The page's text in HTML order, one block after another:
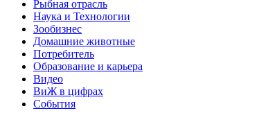
Рыбная отрасль
Наука и Технологии
Зообизнес
Домашние животные
Потребитель
Образование и карьера
Видео
ВиЖ в цифрах
События